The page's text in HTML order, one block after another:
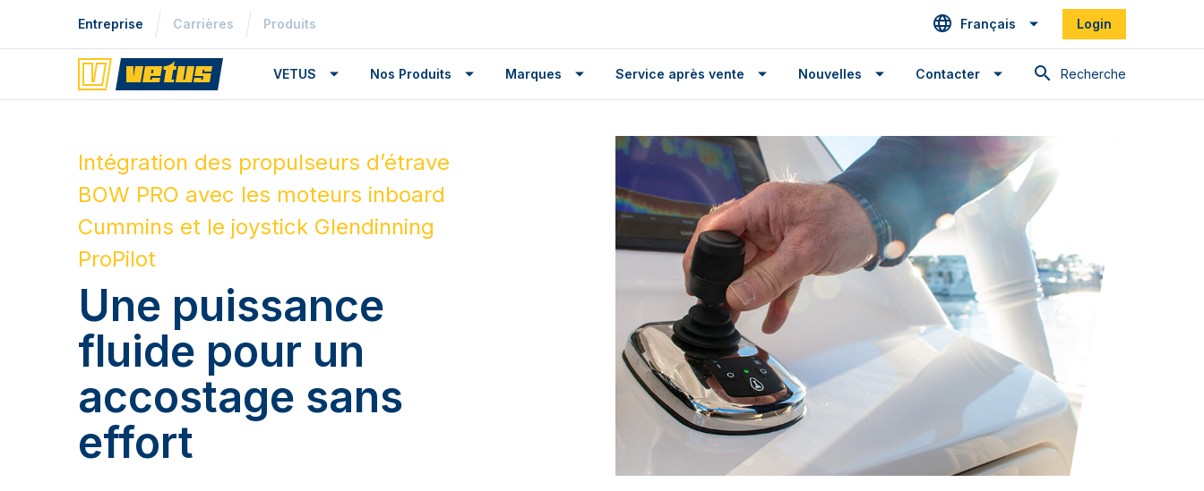
Entreprise Carrières Produits Français Login
Recherche
VETUS Nos Produits Marques Service après vente Nouvelles Contacter
Intégration des propulseurs d’étrave
BOW PRO avec les moteurs inboard
Cummins et le joystick Glendinning
ProPilot
Une puissance
fluide pour un
accostage sans
effort